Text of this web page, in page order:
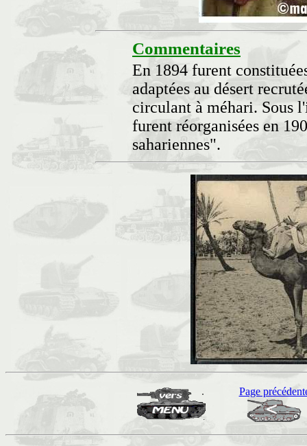
Commentaires
En 1894 furent
adaptées au désert
circulant à méhari. Sous
furent réorganisées en
sahariennes".
Page